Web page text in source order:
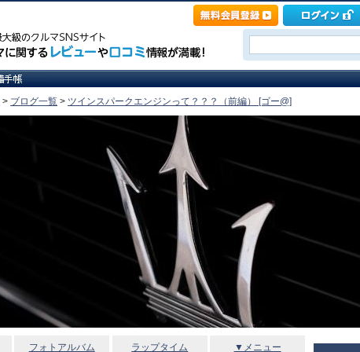
> ブログ一覧 > ツインスパークエンジンって？？？（前編） [ゴー@]
フォトアルバム ラップタイム ▼メニュー